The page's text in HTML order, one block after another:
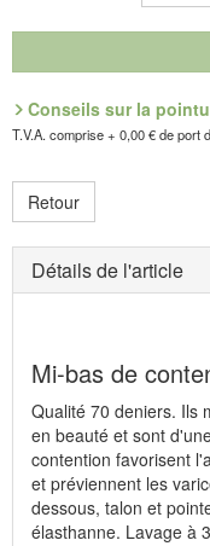
Référence : 9.633.44
Fabricant : GoForm
Rheinfelden, E-Mail:
Conseils sur la
T.V.A. comprise + 0,00 € de port
Retour
Détails de l'article
Mi-bas de
Qualité 70 deniers. Ils
en beauté et sont
contention favorisent
et préviennent les
dessous, talon et
élasthanne. Lavage à